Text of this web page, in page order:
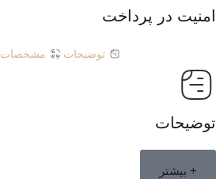
امنیت در پرداخت
توضیحات مشخصات
توضیحات
+ بیشتر